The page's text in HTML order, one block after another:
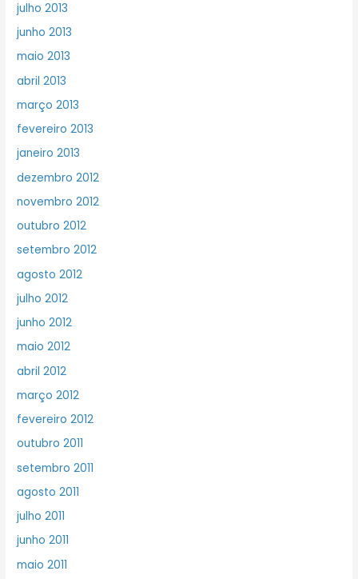
julho 2013
junho 2013
maio 2013
abril 2013
março 2013
fevereiro 2013
janeiro 2013
dezembro 2012
novembro 2012
outubro 2012
setembro 2012
agosto 2012
julho 2012
junho 2012
maio 2012
abril 2012
março 2012
fevereiro 2012
outubro 2011
setembro 2011
agosto 2011
julho 2011
junho 2011
maio 2011